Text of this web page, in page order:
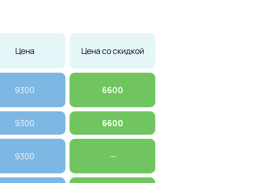
Цена Цена со скидкой
9300 6600
9300 6600
9300 —